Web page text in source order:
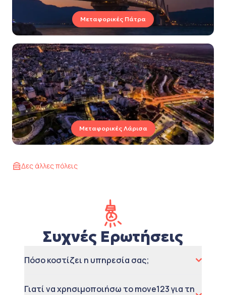
Μεταφορικές Πάτρα
Μεταφορικές Λάρισα
Δες άλλες πόλεις
Συχνές Ερωτήσεις
Πόσο κοστίζει η υπηρεσία σας;
Γιατί να χρησιμοποιήσω το move123 για τη